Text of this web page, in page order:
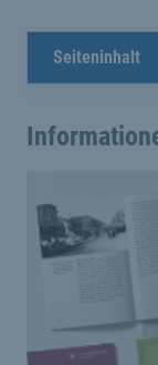
Seiteninhalt